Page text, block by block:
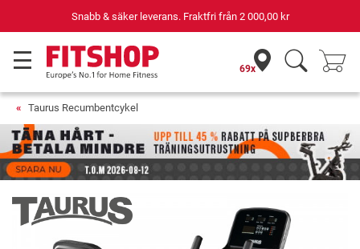
Din expert inom hemmaträning i 42 år
69x
Taurus Recumbentcykel